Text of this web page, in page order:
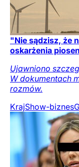
"Nie sądzisz, że
oskarżenia
Ujawniono
W dokumentach
rozmów.
KrajShow-biznes